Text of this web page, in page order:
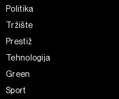
Politika
Tržište
Prestiž
Tehnologija
Green
Sport